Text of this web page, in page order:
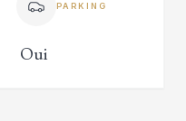
PARKING
Oui